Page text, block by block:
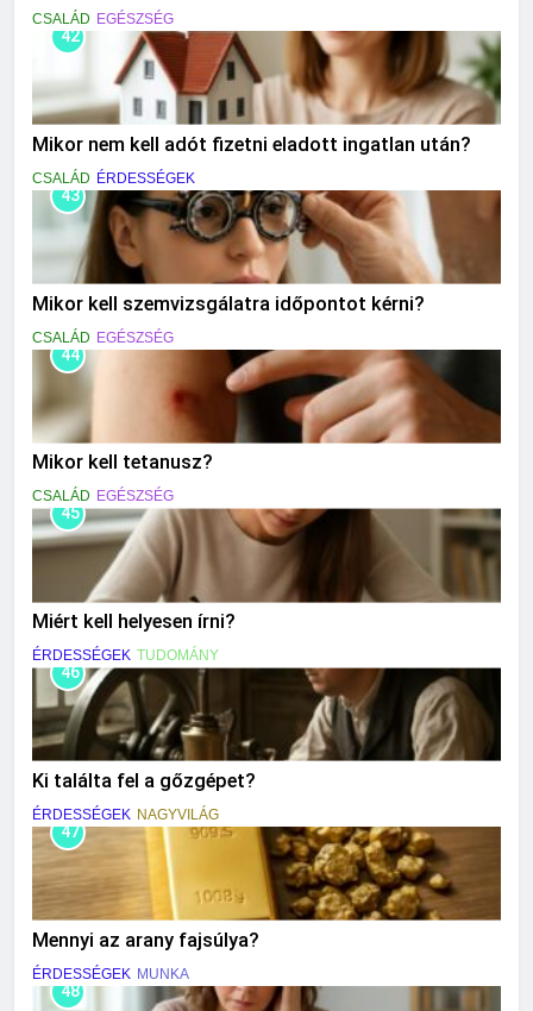
CSALÁD EGÉSZSÉG
42
Mikor nem kell adót fizetni eladott ingatlan után?
CSALÁD ÉRDESSÉGEK
43
Mikor kell szemvizsgálatra időpontot kérni?
CSALÁD EGÉSZSÉG
44
Mikor kell tetanusz?
CSALÁD EGÉSZSÉG
45
Miért kell helyesen írni?
ÉRDESSÉGEK TUDOMÁNY
46
Ki találta fel a gőzgépet?
ÉRDESSÉGEK NAGYVILÁG
47
Mennyi az arany fajsúlya?
ÉRDESSÉGEK MUNKA
48